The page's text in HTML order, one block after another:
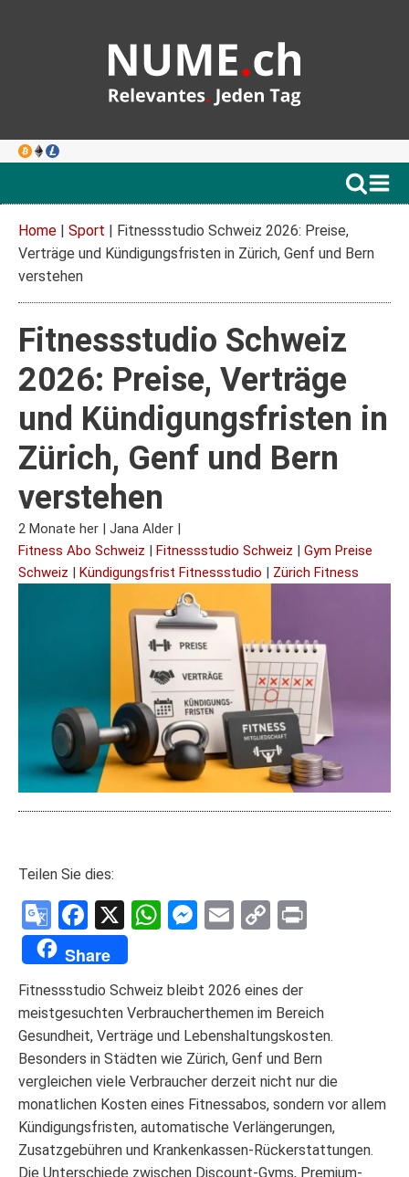
Home | Sport | Fitnessstudio Schweiz 2026: Preise,
Verträge und Kündigungsfristen in Zürich, Genf und Bern
verstehen
Fitnessstudio Schweiz
2026: Preise, Verträge
und Kündigungsfristen in
Zürich, Genf und Bern
verstehen
2 Monate her | Jana Alder |
Fitness Abo Schweiz | Fitnessstudio Schweiz | Gym Preise
Schweiz | Kündigungsfrist Fitnessstudio | Zürich Fitness
Teilen Sie dies:
Google
Translate
Facebook
X WhatsApp
Messenger
Email
Copy
Share
Fitnessstudio Schweiz bleibt 2026 eines der
meistgesuchten Verbraucherthemen im Bereich
Gesundheit, Verträge und Lebenshaltungskosten.
Besonders in Städten wie Zürich, Genf und Bern
vergleichen viele Verbraucher derzeit nicht nur die
monatlichen Kosten eines Fitnessabos, sondern vor allem
Kündigungsfristen, automatische Verlängerungen,
Zusatzgebühren und Krankenkassen-Rückerstattungen.
Die Unterschiede zwischen Discount-Gyms, Premium-